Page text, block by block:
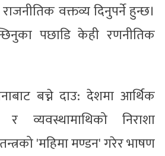
वक्तव्य दिनुपर्ने हुन्छ।
पछाडि केही रणनीतिक
बच्ने दाउ: देशमा आर्थिक
र व्यवस्थामाथिको निराशा
'महिमा मण्डन' गरेर भाषण